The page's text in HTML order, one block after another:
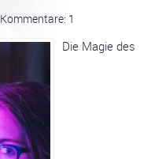
Kommentare: 1
Die Magie des